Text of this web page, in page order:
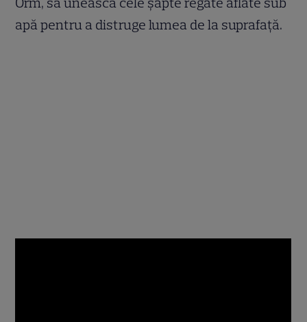
apă pentru a distruge lumea de la suprafață.